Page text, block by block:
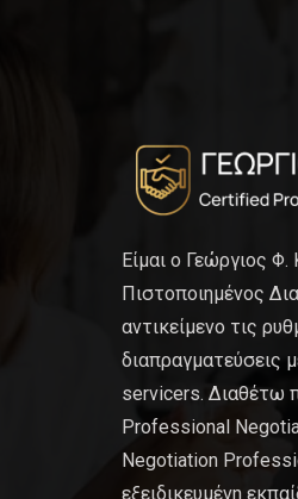
Είμαι ο Γεώργιος
Πιστοποιημένος
αντικείμενο τις
διαπραγματεύσεις
servicers. Διαθέτω
Professional
Negotiation
εξειδικευμένη